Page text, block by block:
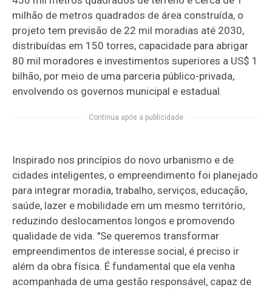
milhão de metros quadrados de área construída, o
projeto tem previsão de 22 mil moradias até 2030,
distribuídas em 150 torres, capacidade para abrigar
80 mil moradores e investimentos superiores a US$ 1
bilhão, por meio de uma parceria público-privada,
envolvendo os governos municipal e estadual.
Continua após a publicidade
Inspirado nos princípios do novo urbanismo e de
cidades inteligentes, o empreendimento foi planejado
para integrar moradia, trabalho, serviços, educação,
saúde, lazer e mobilidade em um mesmo território,
reduzindo deslocamentos longos e promovendo
qualidade de vida. "Se queremos transformar
empreendimentos de interesse social, é preciso ir
além da obra física. É fundamental que ela venha
acompanhada de uma gestão responsável, capaz de